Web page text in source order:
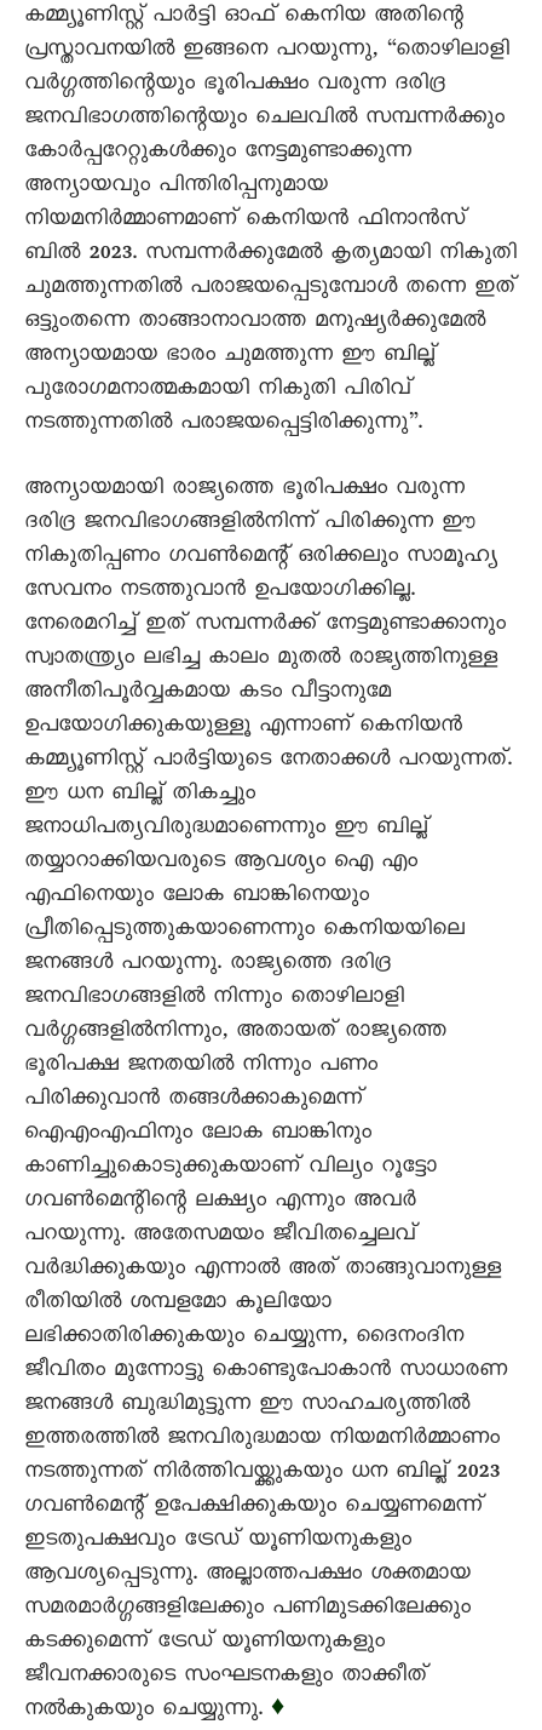
കമ്മ്യൂണിസ്റ്റ് പാർട്ടി ഓഫ് കെനിയ അതിന്റെ
പ്രസ്താവനയിൽ ഇങ്ങനെ പറയുന്നു, “തൊഴിലാളി
വർഗ്ഗത്തിന്റെയും ഭൂരിപക്ഷം വരുന്ന ദരിദ്ര
ജനവിഭാഗത്തിന്റെയും ചെലവിൽ സമ്പന്നർക്കും
കോർപ്പറേറ്റുകൾക്കും നേട്ടമുണ്ടാക്കുന്ന
അന്യായവും പിന്തിരിപ്പനുമായ
നിയമനിർമ്മാണമാണ് കെനിയൻ ഫിനാൻസ്
ബിൽ 2023. സമ്പന്നർക്കുമേൽ കൃത്യമായി നികുതി
ചുമത്തുന്നതിൽ പരാജയപ്പെടുമ്പോൾ തന്നെ ഇത്
ഒട്ടുംതന്നെ താങ്ങാനാവാത്ത മനുഷ്യർക്കുമേൽ
അന്യായമായ ഭാരം ചുമത്തുന്ന ഈ ബില്ല്
പുരോഗമനാത്മകമായി നികുതി പിരിവ്
നടത്തുന്നതിൽ പരാജയപ്പെട്ടിരിക്കുന്നു”.
അന്യായമായി രാജ്യത്തെ ഭൂരിപക്ഷം വരുന്ന
ദരിദ്ര ജനവിഭാഗങ്ങളിൽനിന്ന് പിരിക്കുന്ന ഈ
നികുതിപ്പണം ഗവൺമെന്റ് ഒരിക്കലും സാമൂഹ്യ
സേവനം നടത്തുവാൻ ഉപയോഗിക്കില്ല.
നേരെമറിച്ച് ഇത് സമ്പന്നർക്ക് നേട്ടമുണ്ടാക്കാനും
സ്വാതന്ത്ര്യം ലഭിച്ച കാലം മുതൽ രാജ്യത്തിനുള്ള
അനീതിപൂർവ്വകമായ കടം വീട്ടാനുമേ
ഉപയോഗിക്കുകയുള്ളൂ എന്നാണ് കെനിയൻ
കമ്മ്യൂണിസ്റ്റ് പാർട്ടിയുടെ നേതാക്കൾ പറയുന്നത്.
ഈ ധന ബില്ല് തികച്ചും
ജനാധിപത്യവിരുദ്ധമാണെന്നും ഈ ബില്ല്
തയ്യാറാക്കിയവരുടെ ആവശ്യം ഐ എം
എഫിനെയും ലോക ബാങ്കിനെയും
പ്രീതിപ്പെടുത്തുകയാണെന്നും കെനിയയിലെ
ജനങ്ങൾ പറയുന്നു. രാജ്യത്തെ ദരിദ്ര
ജനവിഭാഗങ്ങളിൽ നിന്നും തൊഴിലാളി
വർഗ്ഗങ്ങളിൽനിന്നും, അതായത് രാജ്യത്തെ
ഭൂരിപക്ഷ ജനതയിൽ നിന്നും പണം
പിരിക്കുവാൻ തങ്ങൾക്കാകുമെന്ന്
ഐഎംഎഫിനും ലോക ബാങ്കിനും
കാണിച്ചുകൊടുക്കുകയാണ് വില്യം റൂട്ടോ
ഗവൺമെന്റിന്റെ ലക്ഷ്യം എന്നും അവർ
പറയുന്നു. അതേസമയം ജീവിതച്ചെലവ്
വർദ്ധിക്കുകയും എന്നാൽ അത് താങ്ങുവാനുള്ള
രീതിയിൽ ശമ്പളമോ കൂലിയോ
ലഭിക്കാതിരിക്കുകയും ചെയ്യുന്ന, ദൈനംദിന
ജീവിതം മുന്നോട്ടു കൊണ്ടുപോകാൻ സാധാരണ
ജനങ്ങൾ ബുദ്ധിമുട്ടുന്ന ഈ സാഹചര്യത്തിൽ
ഇത്തരത്തിൽ ജനവിരുദ്ധമായ നിയമനിർമ്മാണം
നടത്തുന്നത് നിർത്തിവയ്ക്കുകയും ധന ബില്ല് 2023
ഗവൺമെന്റ് ഉപേക്ഷിക്കുകയും ചെയ്യണമെന്ന്
ഇടതുപക്ഷവും ട്രേഡ് യൂണിയനുകളും
ആവശ്യപ്പെടുന്നു. അല്ലാത്തപക്ഷം ശക്തമായ
സമരമാർഗ്ഗങ്ങളിലേക്കും പണിമുടക്കിലേക്കും
കടക്കുമെന്ന് ട്രേഡ് യൂണിയനുകളും
ജീവനക്കാരുടെ സംഘടനകളും താക്കീത്
നൽകുകയും ചെയ്യുന്നു. ♦